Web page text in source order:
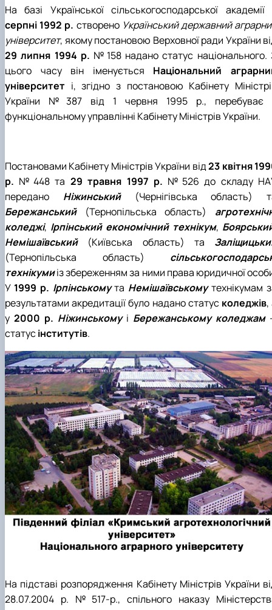
На базі Української сільськогосподарської академії
серпні 1992 р. створено Український державний
університет, якому постановою Верховної ради України
29 липня 1994 р. №158 надано статус національного.
цього часу він іменується Національний
університет і, згідно з постановою Кабінету
України №387 від 1 червня 1995 р., перебуває
функціональному управлінні Кабінету Міністрів України.
Постановами Кабінету Міністрів України від23 квітня
р. №448 та 29 травня 1997 р. №526 до складу
передано Ніжинський(Чернігівська область)
Бережанський(Тернопільська область)
коледжі, Ірпінський економічний технікум,
Немішаївський(Київська область) та
(Тернопільська область)
технікумиіз збереженням за ними права юридичної
У 1999 р. Ірпінськомута Немішаївськомутехнікумам
результатами акредитації було надано статус коледжів,
у 2000 р. Ніжинськомуі Бережанському коледжам
статусінститутів.
На підставі розпорядження Кабінету Міністрів України
28.07.2004 р. №517-р., спільного наказу